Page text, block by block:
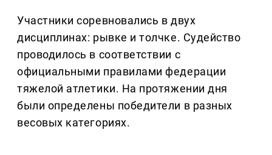
Участники соревновались в двух
дисциплинах: рывке и толчке. Судейство
проводилось в соответствии с
официальными правилами федерации
тяжелой атлетики. На протяжении дня
были определены победители в разных
весовых категориях.